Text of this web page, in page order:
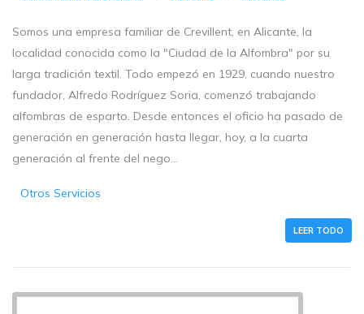
Somos una empresa familiar de Crevillent, en Alicante, la
localidad conocida como la "Ciudad de la Alfombra" por su
larga tradición textil. Todo empezó en 1929, cuando nuestro
fundador, Alfredo Rodríguez Soria, comenzó trabajando
alfombras de esparto. Desde entonces el oficio ha pasado de
generación en generación hasta llegar, hoy, a la cuarta
generación al frente del nego...
Otros Servicios
LEER TODO